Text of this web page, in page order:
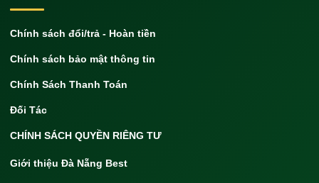
Chính sách đổi/trả - Hoàn tiền
Chính sách bảo mật thông tin
Chính Sách Thanh Toán
Đối Tác
CHÍNH SÁCH QUYỀN RIÊNG TƯ
Giới thiệu Đà Nẵng Best